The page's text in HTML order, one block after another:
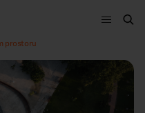
Menu
prostoru